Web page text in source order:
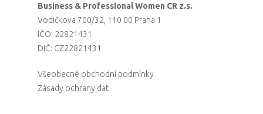
Business & Professional Women CR z.s.
Vodičkova 700/32, 110 00 Praha 1
IČO: 22821431
DIČ: CZ22821431
Všeobecné obchodní podmínky
Zásady ochrany dat